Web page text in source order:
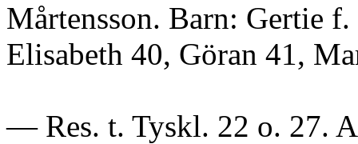
Mårtensson. Barn: Gertie f.
Elisabeth 40, Göran 41,
— Res. t. Tyskl. 22 o. 27.